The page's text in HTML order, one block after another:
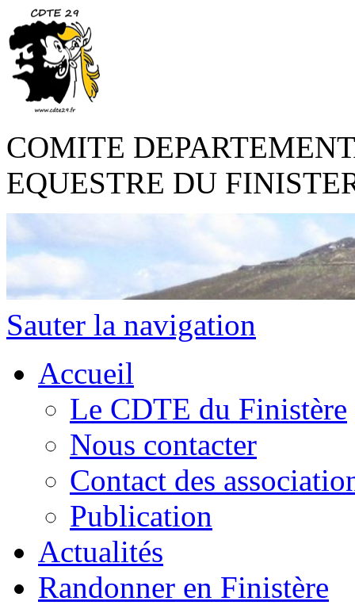
COMITE
EQUESTRE DU
Sauter la navigation
Accueil
Le CDTE du Finistère
Nous contacter
Contact des
Publication
Actualités
Randonner en Finistère